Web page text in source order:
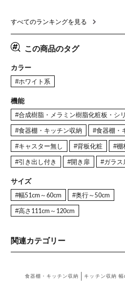
リア風 グレージュ
すべてのランキングを見る
この商品のタグ
カラー
#ホワイト系
機能
#合成樹脂・メラミン樹脂化粧板・シ
#食器棚・キッチン収納 #食器棚・
#キャスター無し #背板化粧 #棚
#引き出し付き #開き扉 #ガラス
サイズ
#幅51cm～60cm #奥行～50cm
#高さ111cm～120cm
関連カテゴリー
食器棚・キッチン収納 キッチン収納